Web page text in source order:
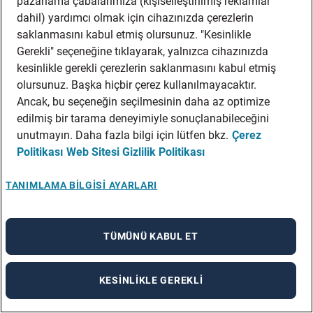
10.Bu Aydınlatma Metni’ndeki
değişiklikleri nasıl yönetiyoruz?
Bu Aydınlatma Metni’nin koşulları, uygulamalarımızdaki
değişiklikler, yasal gereksinimler veya diğer operasyonel
nedenlerle zaman zaman değişebilir. Değişiklikler önemli
ise, Portal’ımızda ve/veya web sitemizde veya diğer
iletişim kanalları aracılığıyla sizinle iletişime geçerek
11.İletişim
Bu Aydınlatma Metni ile ilgili herhangi bir sorunuz veya
endişeniz varsa ya da Adecco Grubu’nun Veri Koruma
geçmek istiyorsanız,
dahil) yardımcı olmak için cihazınızda çerezlerin
saklanmasını kabul etmiş olursunuz. "Kesinlikle
Gerekli" seçeneğine tıklayarak, yalnızca cihazınızda
kesinlikle gerekli çerezlerin saklanmasını kabul etmiş
olursunuz. Başka hiçbir çerez kullanılmayacaktır.
Ancak, bu seçeneğin seçilmesinin daha az optimize
edilmiş bir tarama deneyimiyle sonuçlanabileceğini
unutmayın. Daha fazla bilgi için lütfen bkz. Çerez
Politikası Web Sitesi Gizlilik Politikası
TANIMLAMA BILGISI AYARLARI
KESINLIKLE GEREKLI
TÜMÜNÜ KABUL ET